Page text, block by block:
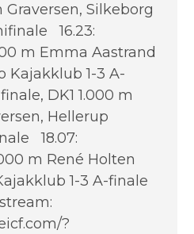
Silkeborg
16.23:
m Emma Aastrand
Kajakklub 1-3 A-
DK1 1.000 m
Hellerup
18.07:
m René Holten
1-3 A-finale
?